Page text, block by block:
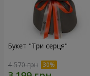
Букет "Три серця"
4 570 грн